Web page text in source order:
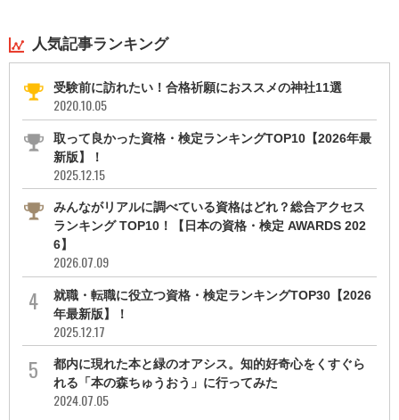
人気記事ランキング
受験前に訪れたい！合格祈願におススメの神社11選
2020.10.05
取って良かった資格・検定ランキングTOP10【2026年最
新版】！
2025.12.15
みんながリアルに調べている資格はどれ？総合アクセス
ランキング TOP10！【日本の資格・検定 AWARDS 202
6】
2026.07.09
就職・転職に役立つ資格・検定ランキングTOP30【2026
年最新版】！
2025.12.17
都内に現れた本と緑のオアシス。知的好奇心をくすぐら
れる「本の森ちゅうおう」に行ってみた
2024.07.05